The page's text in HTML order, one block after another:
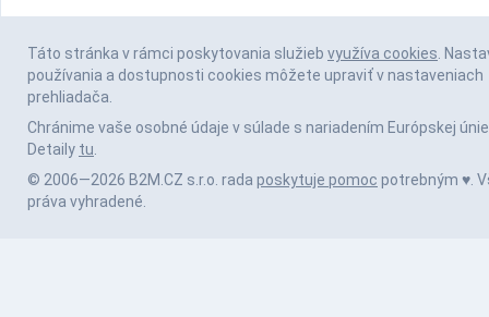
Táto stránka v rámci poskytovania služieb využíva cookies.
používania a dostupnosti cookies môžete upraviť v nastaveniach
prehliadača.
Chránime vaše osobné údaje v súlade s nariadením Európskej únie
Detaily tu.
© 2006—2026 B2M.CZ s.r.o. rada poskytuje pomoc potrebným ♥️.
práva vyhradené.